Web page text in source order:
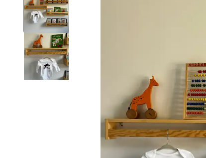
Enişte